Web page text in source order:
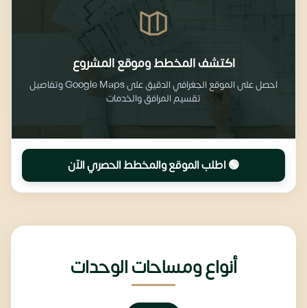
اكتشف المخطط وموقع المشروع
احصل على الموقع الجغرافي الدقيق على Google Maps وتفاصيل
تقسيم المرافق والخدمات
🟢 اطلب الموقع والمخطط الحصري الآن
أنواع ومساحات الوحدات